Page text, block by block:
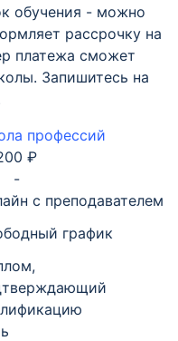
обучения - можно
рассрочку на
платежа сможет
Запишитесь на
профессий
₽
-
с преподавателем
график